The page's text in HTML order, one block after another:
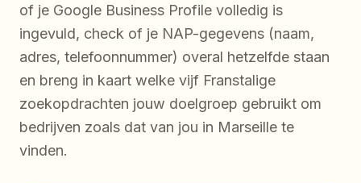
of je Google Business Profile volledig is
ingevuld, check of je NAP-gegevens (naam,
adres, telefoonnummer) overal hetzelfde staan
en breng in kaart welke vijf Franstalige
zoekopdrachten jouw doelgroep gebruikt om
bedrijven zoals dat van jou in Marseille te
vinden.